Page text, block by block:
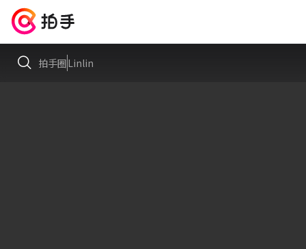
拍手圈Linlin